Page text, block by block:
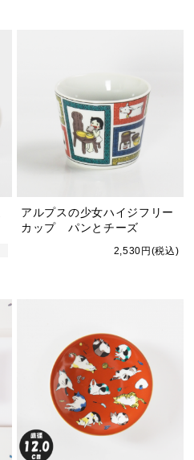
アルプスの少女ハイジフリー
カップ パンとチーズ
2,530円(税込)